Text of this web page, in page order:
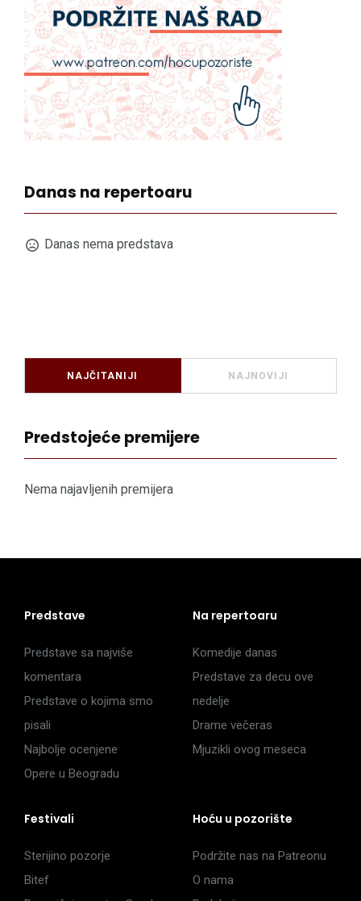
Danas na repertoaru
Danas nema predstava
NAJČITANIJI NAJNOVIJI
Predstojeće premijere
Nema najavljenih premijera
Predstave
Predstave sa najviše
komentara
Predstave o kojima smo
pisali
Najbolje ocenjene
Opere u Beogradu
Na repertoaru
Komedije danas
Predstave za decu ove
nedelje
Drame večeras
Mjuzikli ovog meseca
Festivali
Sterijino pozorje
Bitef
Hoću u pozorište
Podržite nas na Patreonu
O nama